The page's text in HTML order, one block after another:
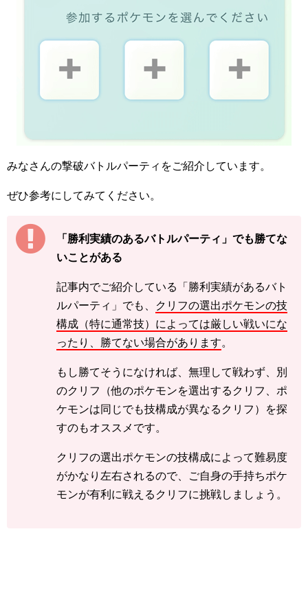
みなさんの撃破バトルパーティをご紹介しています。
ぜひ参考にしてみてください。
「勝利実績のあるバトルパーティ」でも勝てな
いことがある
記事内でご紹介している「勝利実績があるバト
ルパーティ」でも、 クリフの選出ポケモンの技
構成（特に通常技）によっては厳しい戦いにな
ったり、勝てない場合があります。
もし勝てそうになければ、無理して戦わず、別
のクリフ（他のポケモンを選出するクリフ、ポ
ケモンは同じでも技構成が異なるクリフ）を探
すのもオススメです。
クリフの選出ポケモンの技構成によって難易度
がかなり左右されるので、ご自身の手持ちポケ
モンが有利に戦えるクリフに挑戦しましょう。